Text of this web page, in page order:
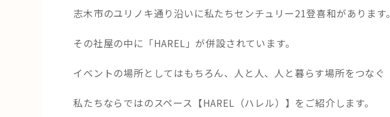
志木市のユリノキ通り沿いに私たちセンチュリー21登喜和があります。
その社屋の中に「HAREL」が併設されています。
イベントの場所としてはもちろん、人と人、人と暮らす場所をつなぐ
私たちならではのスペース【HAREL（ハレル）】をご紹介します。